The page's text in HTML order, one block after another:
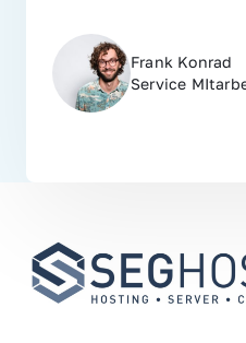
Frank Konrad
Service